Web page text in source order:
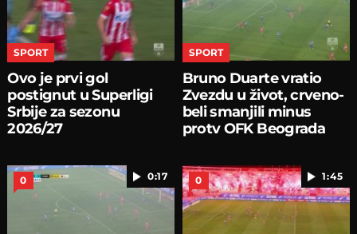
SPORT
Ovo je prvi gol
postignut u Superligi
Srbije za sezonu
2026/27
SPORT
Bruno Duarte vratio
Zvezdu u život, crveno-
beli smanjili minus
protv OFK Beograda
0:17
0 1:45
0